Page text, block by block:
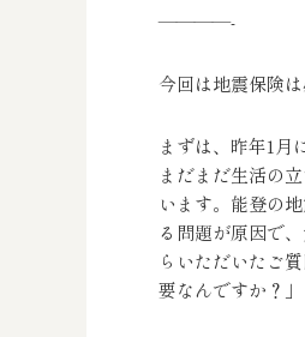
————-
今回は地震保険
まずは、昨年1月
まだまだ生活の
います。能登の
る問題が原因で
らいただいたご
要なんですか？」